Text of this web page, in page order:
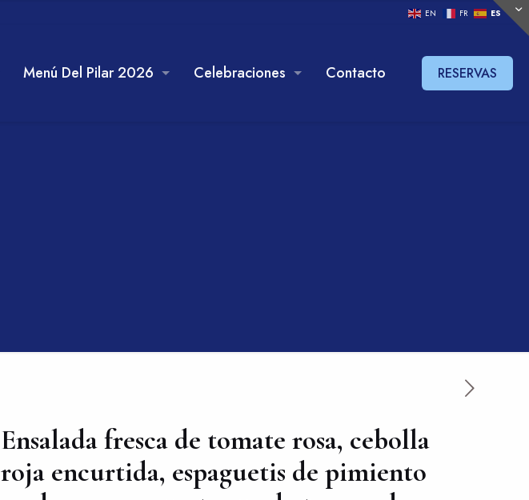
EN FR ES
Menú Del Pilar 2026 Celebraciones Contacto RESERVAS
Ensalada fresca de tomate rosa, cebolla
roja encurtida, espaguetis de pimiento